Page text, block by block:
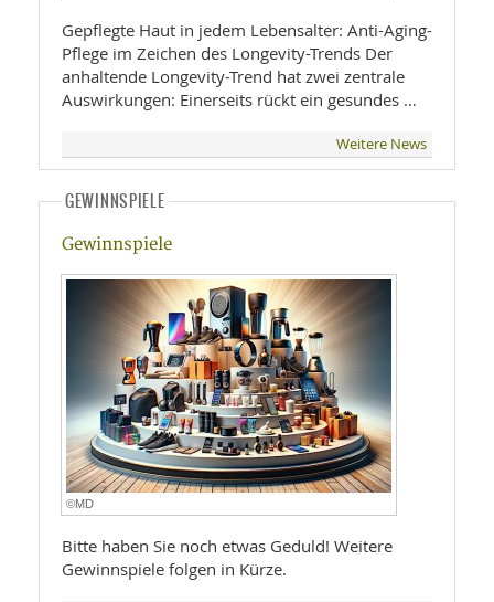
Gepflegte Haut in jedem Lebensalter: Anti-Aging-
Pflege im Zeichen des Longevity-Trends Der
anhaltende Longevity-Trend hat zwei zentrale
Auswirkungen: Einerseits rückt ein gesundes …
Weitere News
GEWINNSPIELE
Gewinnspiele
©MD
Bitte haben Sie noch etwas Geduld! Weitere
Gewinnspiele folgen in Kürze.